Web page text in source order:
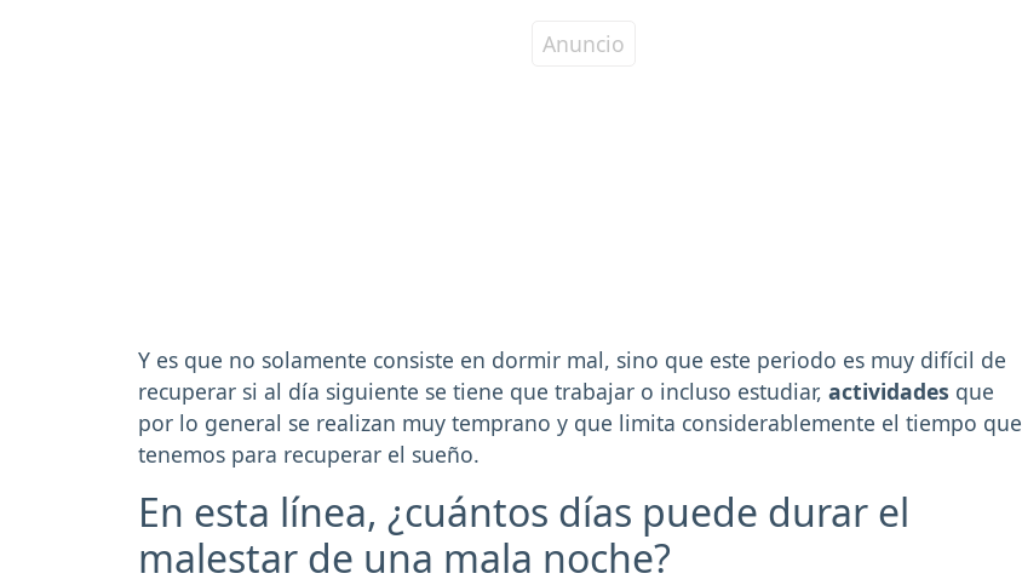
Y es que no solamente consiste en dormir mal, sino que este periodo es muy difícil de
recuperar si al día siguiente se tiene que trabajar o incluso estudiar, actividades que
por lo general se realizan muy temprano y que limita considerablemente el tiempo que
tenemos para recuperar el sueño.
En esta línea, ¿cuántos días puede durar el
malestar de una mala noche?